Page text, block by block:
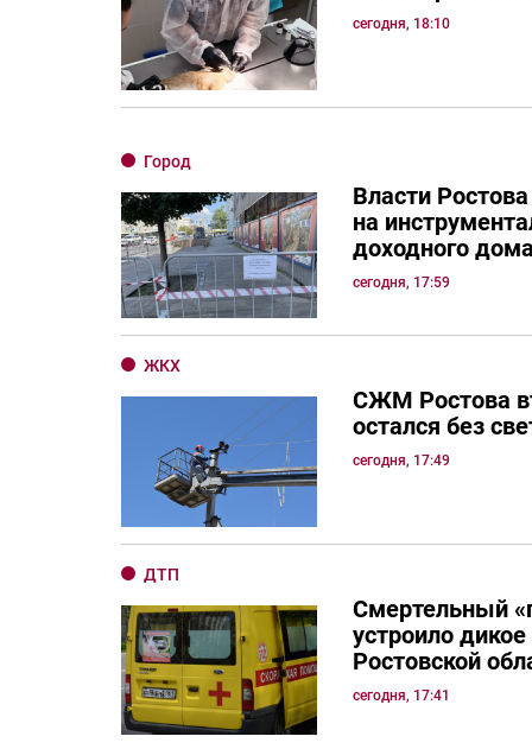
сегодня, 18:10
Город
Власти
на
доходного
сегодня, 17:59
ЖКХ
СЖМ Ростова
остался без
сегодня, 17:49
ДТП
Смертельный
устроило
Ростовской
сегодня, 17:41